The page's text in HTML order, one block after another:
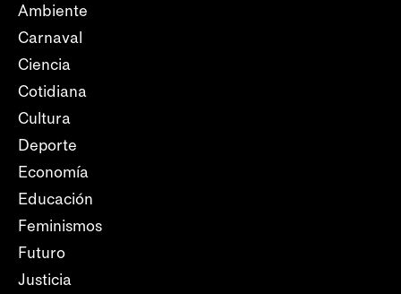
Ambiente
Carnaval
Ciencia
Cotidiana
Cultura
Deporte
Economía
Educación
Feminismos
Futuro
Justicia